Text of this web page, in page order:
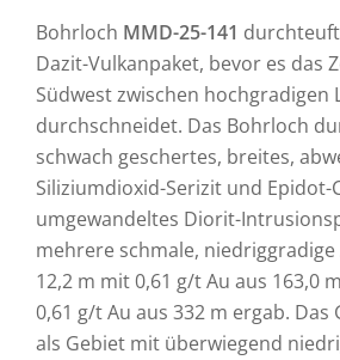
Bohrloch MMD-25-141
Dazit-Vulkanpaket, bevor es das
Südwest zwischen hochgradigen
durchschneidet. Das Bohrloch
schwach geschertes, breites,
Siliziumdioxid-Serizit und Epidot-
umgewandeltes Diorit-
mehrere schmale,
12,2 m mit 0,61 g/t Au aus 163,0
0,61 g/t Au aus 332 m ergab.
als Gebiet mit überwiegend